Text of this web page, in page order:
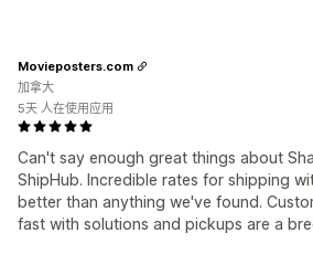
Can't say enough great things about
ShipHub. Incredible rates for shipping
better than anything we've found.
fast with solutions and pickups are a
Movieposters.com
加拿大
5天 人在使用应用